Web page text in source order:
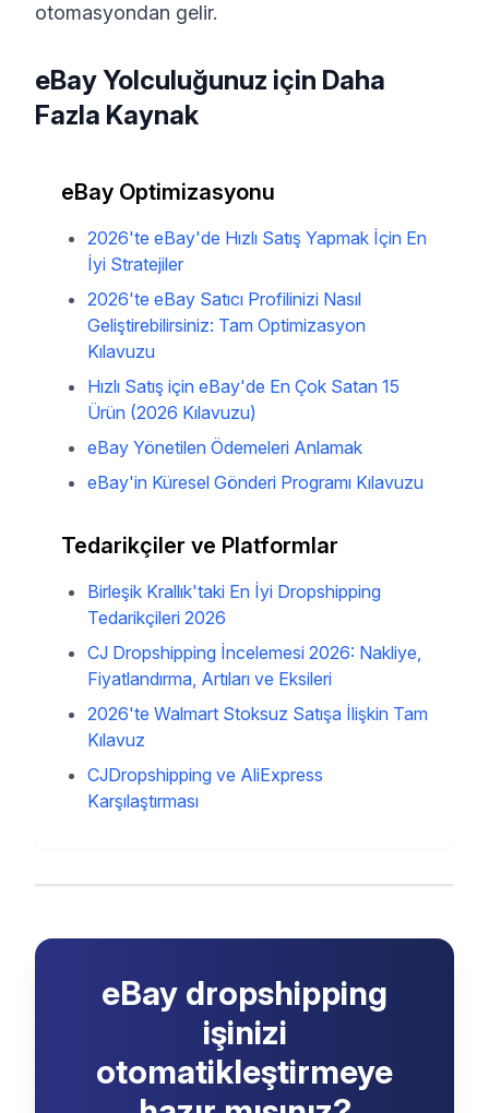
otomasyondan gelir.
eBay Yolculuğunuz için Daha
Fazla Kaynak
eBay Optimizasyonu
2026'te eBay'de Hızlı Satış Yapmak İçin En
İyi Stratejiler
2026'te eBay Satıcı Profilinizi Nasıl
Geliştirebilirsiniz: Tam Optimizasyon
Kılavuzu
Hızlı Satış için eBay'de En Çok Satan 15
Ürün (2026 Kılavuzu)
eBay Yönetilen Ödemeleri Anlamak
eBay'in Küresel Gönderi Programı Kılavuzu
Tedarikçiler ve Platformlar
Birleşik Krallık'taki En İyi Dropshipping
Tedarikçileri 2026
CJ Dropshipping İncelemesi 2026: Nakliye,
Fiyatlandırma, Artıları ve Eksileri
2026'te Walmart Stoksuz Satışa İlişkin Tam
Kılavuz
CJDropshipping ve AliExpress
Karşılaştırması
eBay dropshipping
işinizi
otomatikleştirmeye